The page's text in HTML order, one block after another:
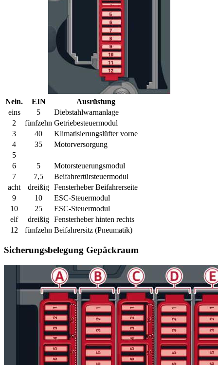
Nein. EIN
Ausrüstung
eins
5
Diebstahlwarnanlage
2
fünfzehn Getriebesteuermodul
3
40
Klimatisierungslüfter vorne
4
35
Motorversorgung
5
6
5
Motorsteuerungsmodul
7
7,5
Beifahrertürsteuermodul
acht
dreißig Fensterheber Beifahrerseite
9
10
ESC-Steuermodul
10
25
ESC-Steuermodul
elf
dreißig Fensterheber hinten rechts
12
fünfzehn Beifahrersitz (Pneumatik)
Sicherungsbelegung Gepäckraum